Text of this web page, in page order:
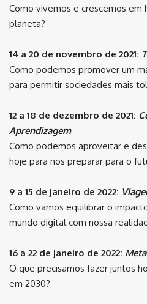
Como vivemos e crescemos em
planeta?
14 a 20 de novembro de 2021:
Como podemos promover um
para permitir sociedades mais
12 a 18 de dezembro de 2021:
Aprendizagem
Como podemos aproveitar e
hoje para nos preparar para o
9 a 15 de janeiro de 2022:
Como vamos equilibrar o
mundo digital com nossa
16 a 22 de janeiro de 2022:
O que precisamos fazer juntos
em 2030?